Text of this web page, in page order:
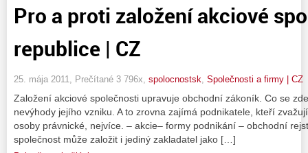
Pro a proti založení akciové
republice | CZ
25. mája 2011, Prečítané 3 796x, spolocnostsk, Společnosti a firmy | CZ
Založení akciové společnosti upravuje obchodní zákoník. Co se
nevýhody jejího vzniku. A to zrovna zajímá podnikatele, kteří
osoby právnické, nejvíce. – akcie– formy podnikání – obchodní
společnost může založit i jediný zakladatel jako […]